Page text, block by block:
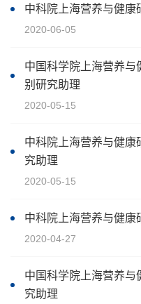
中科院上海营养与健康
2020-06-05
中国科学院上海营养与
别研究助理
2020-05-15
中科院上海营养与健康
究助理
2020-05-15
中科院上海营养与健康
2020-04-27
中国科学院上海营养与
究助理